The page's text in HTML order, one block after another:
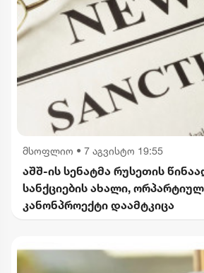
მსოფლიო • 7 აგვისტო 19:55
აშშ-ის სენატმა რუსეთის
სანქციების ახალი,
კანონპროექტი დაამტკიცა